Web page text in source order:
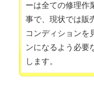
ーは全ての修理作
事で、現状では販
コンディションを
ンになるよう必要
します。